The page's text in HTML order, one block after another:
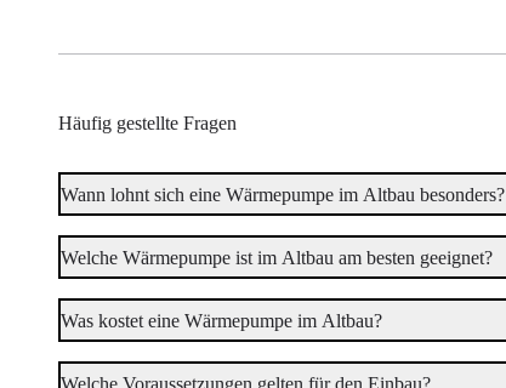
Häufig gestellte Fragen
Wann lohnt sich eine Wärmepumpe im Altbau besonders?
Welche Wärmepumpe ist im Altbau am besten geeignet?
Was kostet eine Wärmepumpe im Altbau?
Welche Voraussetzungen gelten für den Einbau?